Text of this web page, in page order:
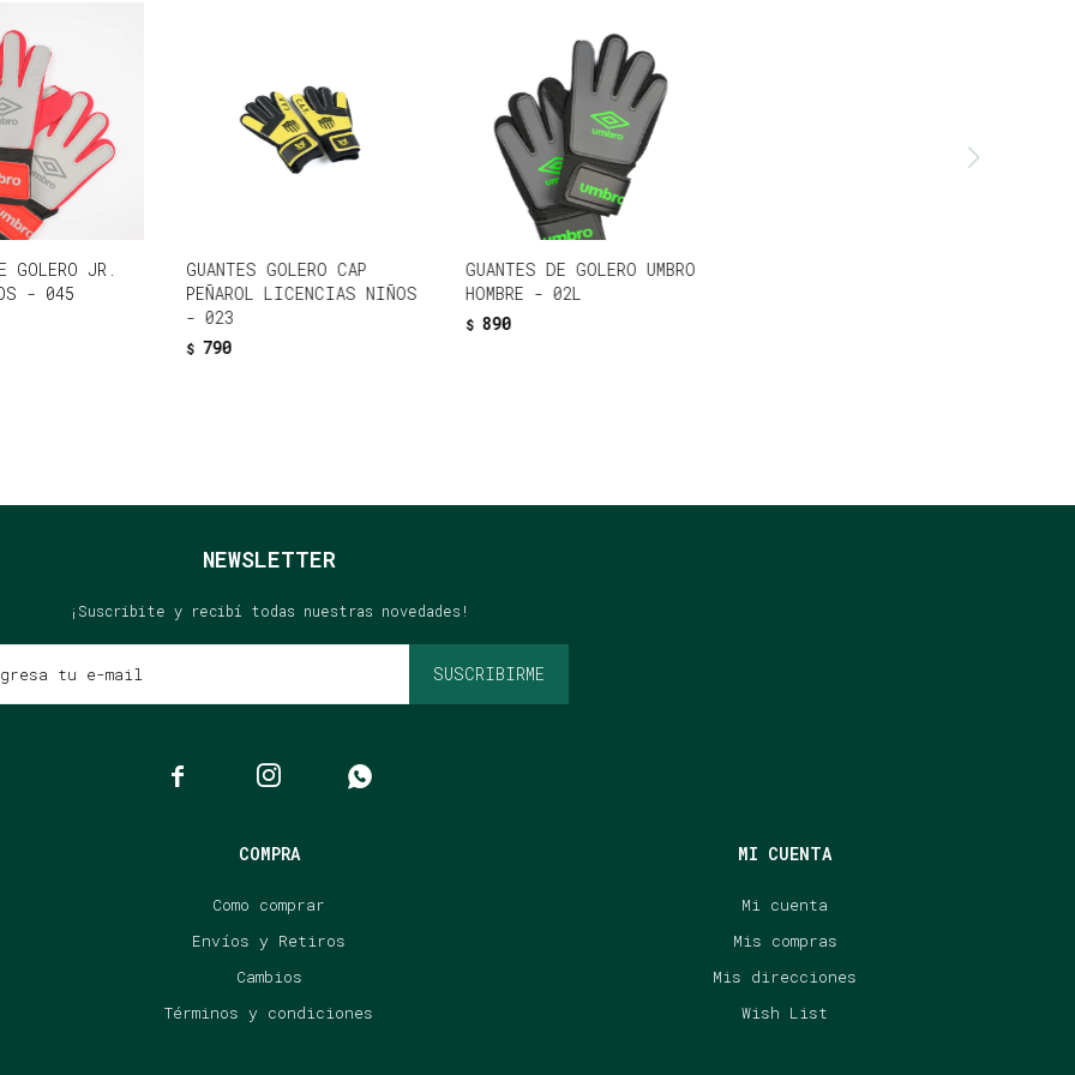
GOLERO JR.
- 045
GUANTES GOLERO CAP
PEÑAROL LICENCIAS NIÑOS
- 023
$ 790
GUANTES DE GOLERO UMBRO
HOMBRE - 02L
$ 890
COMPRA
Como comprar
Envíos y Retiros
Cambios
Términos y condiciones
MI CUENTA
Mi cuenta
Mis compras
Mis direcciones
Wish List
NEWSLETTER
¡Suscribite y recibí todas nuestras novedades!
SUSCRIBIRME
  